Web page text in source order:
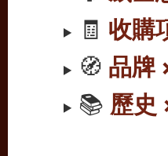
🧾 收購
🧭 品牌
📚 歷史